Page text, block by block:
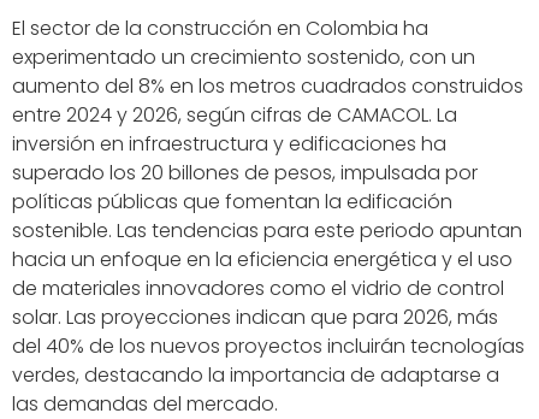
El sector de la construcción en Colombia ha
experimentado un crecimiento sostenido, con un
aumento del 8% en los metros cuadrados construidos
entre 2024 y 2026, según cifras de CAMACOL. La
inversión en infraestructura y edificaciones ha
superado los 20 billones de pesos, impulsada por
políticas públicas que fomentan la edificación
sostenible. Las tendencias para este periodo apuntan
hacia un enfoque en la eficiencia energética y el uso
de materiales innovadores como el vidrio de control
solar. Las proyecciones indican que para 2026, más
del 40% de los nuevos proyectos incluirán tecnologías
verdes, destacando la importancia de adaptarse a
las demandas del mercado.